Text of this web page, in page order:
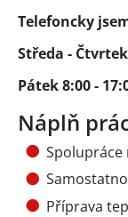
Telefoncky
Středa -
Pátek 8:00 -
Náplň
Spolupráce
Příprava